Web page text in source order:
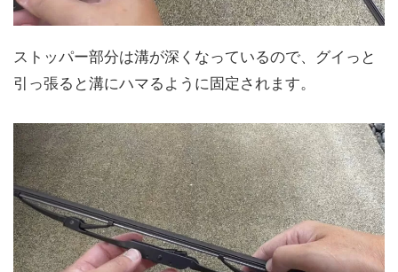
ストッパー部分は溝が深くなっているので、グイっと
引っ張ると溝にハマるように固定されます。